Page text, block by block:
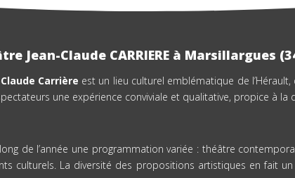
Jean-Claude CARRIERE à Marsillargues
Carrière est un lieu culturel emblématique de
une expérience conviviale et qualitative, propice à la
de l’année une programmation variée : théâtre
culturels. La diversité des propositions artistiques en fait